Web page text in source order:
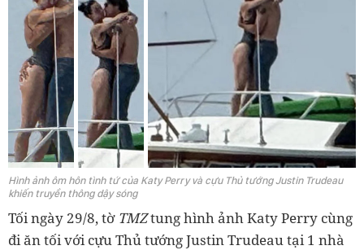
Hình ảnh ôm hôn tình tứ của Katy Perry và cựu Thủ tướng Justin Trudeau
khiến truyền thông dậy sóng
Tối ngày 29/8, tờ TMZtung hình ảnh Katy Perry cùng
đi ăn tối với cựu Thủ tướng Justin Trudeau tại 1 nhà